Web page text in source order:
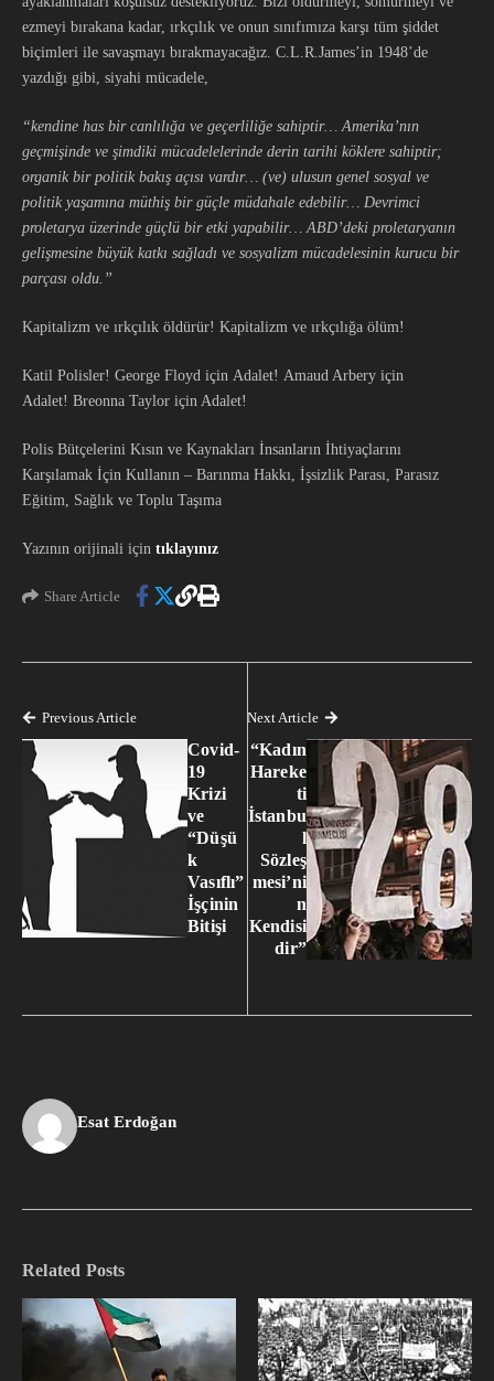
ezmeyi bırakana kadar, ırkçılık ve onun sınıfımıza karşı tüm şiddet
biçimleri ile savaşmayı bırakmayacağız. C.L.R.James’in 1948’de
yazdığı gibi, siyahi mücadele,
“kendine has bir canlılığa ve geçerliliğe sahiptir… Amerika’nın
geçmişinde ve şimdiki mücadelelerinde derin tarihi köklere sahiptir;
organik bir politik bakış açısı vardır… (ve) ulusun genel sosyal ve
politik yaşamına müthiş bir güçle müdahale edebilir… Devrimci
proletarya üzerinde güçlü bir etki yapabilir… ABD’deki proletaryanın
gelişmesine büyük katkı sağladı ve sosyalizm mücadelesinin kurucu bir
parçası oldu.”
Kapitalizm ve ırkçılık öldürür! Kapitalizm ve ırkçılığa ölüm!
Katil Polisler! George Floyd için Adalet! Amaud Arbery için
Adalet! Breonna Taylor için Adalet!
Polis Bütçelerini Kısın ve Kaynakları İnsanların İhtiyaçlarını
Karşılamak İçin Kullanın – Barınma Hakkı, İşsizlik Parası, Parasız
Eğitim, Sağlık ve Toplu Taşıma
Yazının orijinali için tıklayınız
Share Article
Previous Article
Covid-
19
Krizi
ve
“Düşü
k
Vasıflı”
İşçinin
Bitişi
Next Article
“Kadın
Hareke
ti
İstanbu
l
Sözleş
mesi’ni
n
Kendisi
dir”
Esat Erdoğan
Related Posts